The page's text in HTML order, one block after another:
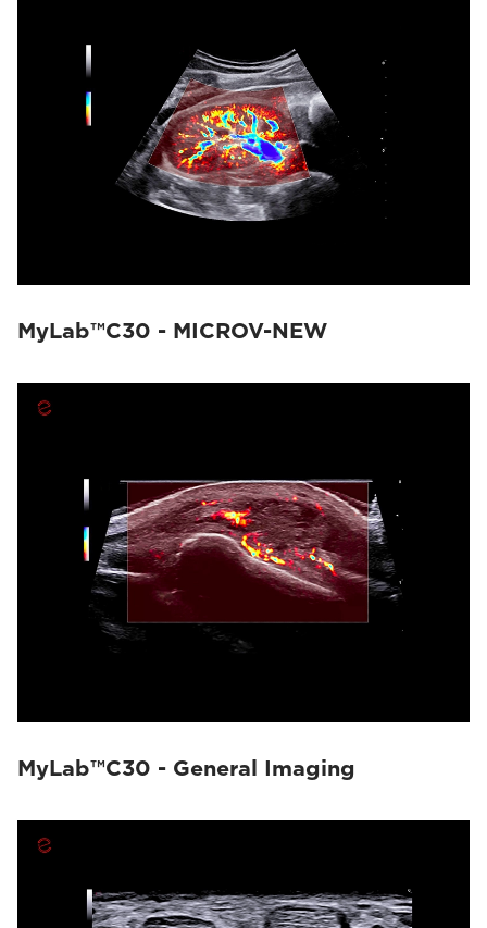
MyLab™C30 - MICROV-NEW
MyLab™C30 - General Imaging